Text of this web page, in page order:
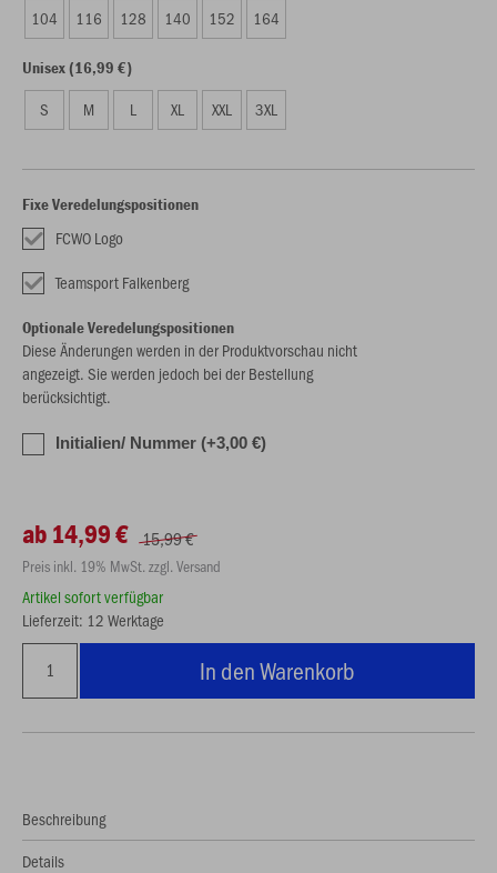
104 116 128 140 152 164
Unisex (16,99 €)
S M L XL XXL 3XL
Fixe Veredelungspositionen
FCWO Logo
Teamsport Falkenberg
Optionale Veredelungspositionen
Diese Änderungen werden in der Produktvorschau nicht
angezeigt. Sie werden jedoch bei der Bestellung
berücksichtigt.
Initialien/ Nummer (+3,00 €)
ab 14,99 € 15,99 €
Preis inkl. 19% MwSt. zzgl. Versand
Artikel sofort verfügbar
Lieferzeit: 12 Werktage
In den Warenkorb
Beschreibung
Details